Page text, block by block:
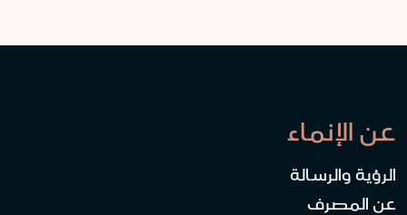
عن الإنماء
الرؤية والرسالة
عن المصرف